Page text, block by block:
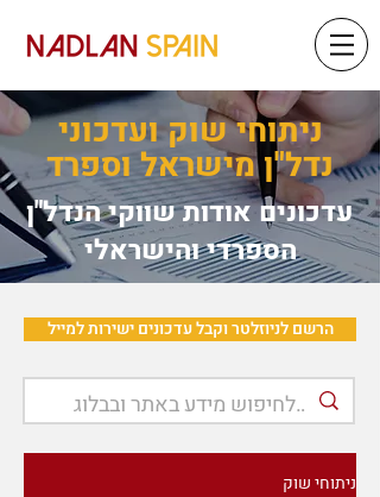
ניתוחי שוק ועדכוני
נדל"ן מישראל וספרד
עדכונים אודות שווקי הנדל"ן
הספרדי והישראלי
הרשם לניוזלטר וקבל עדכונים ישירות למייל
ניתוחי שוק